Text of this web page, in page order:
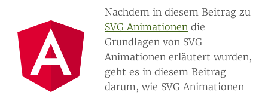
Nachdem in diesem Beitrag zu
SVG Animationen die
Grundlagen von SVG
Animationen erläutert wurden,
geht es in diesem Beitrag
darum, wie SVG Animationen